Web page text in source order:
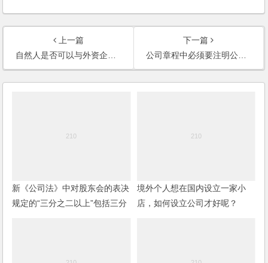
上一篇
自然人是否可以与外资企业共同投资成立合资企业？(2006)
下一篇
公司章程中必须要注明公司的经营年限吗？(2006)
新《公司法》中对股东会的表决
规定的“三分之二以上”包括三分
境外个人想在国内设立一家小
店，如何设立公司才好呢？